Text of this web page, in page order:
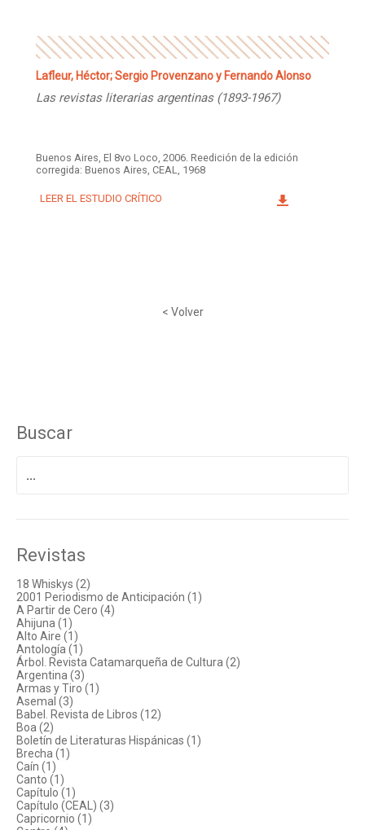
Lafleur, Héctor; Sergio Provenzano y Fernando Alonso
Las revistas literarias argentinas (1893-1967)
Buenos Aires, El 8vo Loco, 2006. Reedición de la edición
corregida: Buenos Aires, CEAL, 1968
LEER EL ESTUDIO CRÍTICO
< Volver
Buscar
Revistas
18 Whiskys (2)
2001 Periodismo de Anticipación (1)
A Partir de Cero (4)
Ahijuna (1)
Alto Aire (1)
Antología (1)
Árbol. Revista Catamarqueña de Cultura (2)
Argentina (3)
Armas y Tiro (1)
Asemal (3)
Babel. Revista de Libros (12)
Boa (2)
Boletín de Literaturas Hispánicas (1)
Brecha (1)
Caín (1)
Canto (1)
Capítulo (1)
Capítulo (CEAL) (3)
Capricornio (1)